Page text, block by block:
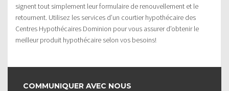
signent tout simplement leur formulaire de renouvellement et le
retournent. Utilisez les services d’un courtier hypothécaire des
Centres Hypothécaires Dominion pour vous assurer d’obtenir le
meilleur produit hypothécaire selon vos besoins!
COMMUNIQUER AVEC NOUS